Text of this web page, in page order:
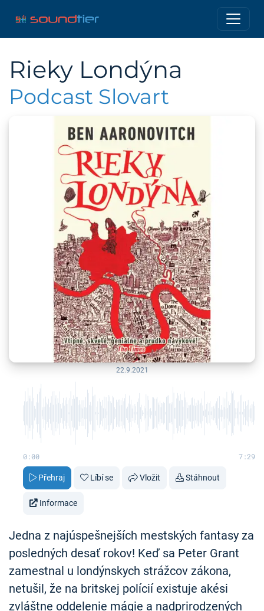
Rieky Londýna
Podcast Slovart
22.9.2021
0:00 7:29
Přehraj Líbí se Vložit Stáhnout
Informace
Jedna z najúspešnejších mestských fantasy za
posledných desať rokov! Keď sa Peter Grant
zamestnal u londýnskych strážcov zákona,
netušil, že na britskej polícií existuje akési
zvláštne oddelenie mágie a nadprirodzených